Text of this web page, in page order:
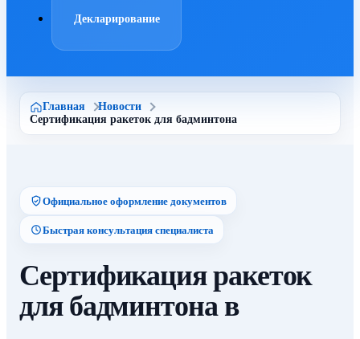
Декларирование
Главная
Новости
Сертификация ракеток для бадминтона
Официальное оформление документов
Быстрая консультация специалиста
Сертификация ракеток
для бадминтона в